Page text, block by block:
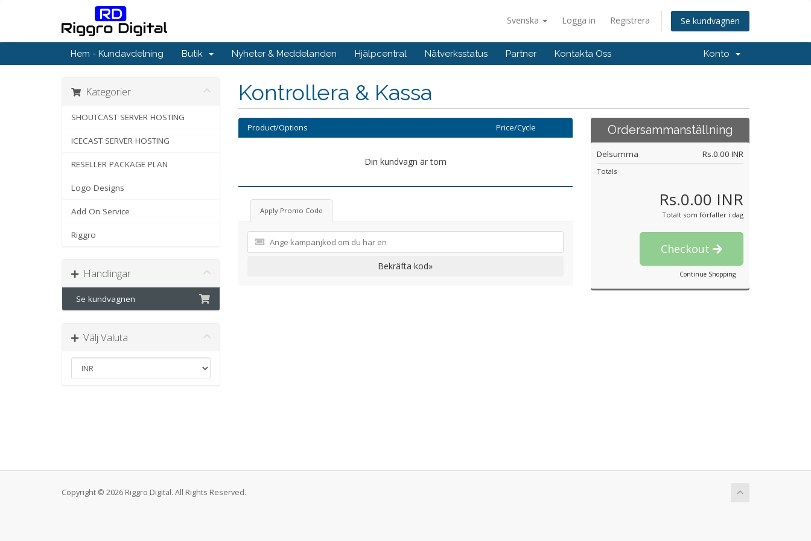
Svenska Logga in Registrera Se kundvagnen
Hem - Kundavdelning Butik Nyheter & Meddelanden Hjälpcentral Nätverksstatus Partner Kontakta Oss Konto
Kontrollera & Kassa
Kategorier
SHOUTCAST SERVER HOSTING
ICECAST SERVER HOSTING
RESELLER PACKAGE PLAN
Logo Designs
Add On Service
Riggro
Handlingar
Se kundvagnen
Välj Valuta
Product/Options Price/Cycle
Din kundvagn är tom
Apply Promo Code
Bekräfta kod»
Ordersammanställning
Delsumma Rs.0.00 INR
Totals
Rs.0.00 INR
Totalt som förfaller i dag
Checkout
Continue Shopping
Copyright © 2026 Riggro Digital. All Rights Reserved.